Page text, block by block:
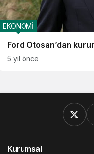
Ford Otosan’dan
EKONOMİ
5 yıl önce
Kurumsal